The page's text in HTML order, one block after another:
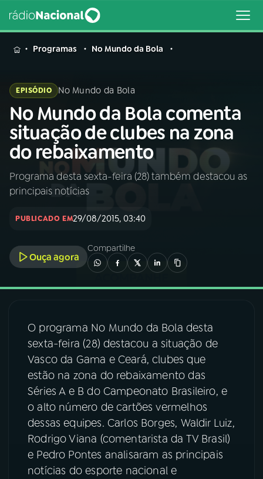
MENU
Buscar
na
Rádio
Nacional
Buscar
AO VIVO
INÍCIO
A RÁDIO
03PROGRAMAÇÃO
04PROGRAMAS
PODCASTS
06 VIDEOCASTS
ÚLTIMAS
Programas No Mundo da Bola
EPISÓDIO No Mundo da Bola
No Mundo da Bola comenta
situação de clubes na zona
do rebaixamento
Programa desta sexta-feira (28) também destacou as
principais notícias
PUBLICADO EM29/08/2015, 03:40
Ouça agora
Compartilhe
O programa No Mundo da Bola desta
sexta-feira (28) destacou a situação de
Vasco da Gama e Ceará, clubes que
estão na zona do rebaixamento das
Séries A e B do Campeonato Brasileiro, e
o alto número de cartões vermelhos
dessas equipes. Carlos Borges, Waldir Luiz,
Rodrigo Viana (comentarista da TV Brasil)
e Pedro Pontes analisaram as principais
notícias do esporte nacional e